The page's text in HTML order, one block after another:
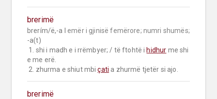
brerimë
brerím/ë,-a I emër i gjinisë femërore; numri shumës;
-a(t)
1. shi i madh e i rrëmbyer; / të ftohtë i hidhur me shi
e me erë.
2. zhurma e shiut mbi çati a zhurmë tjetër si ajo.
brerimë